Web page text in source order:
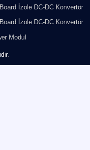
İzole DC-DC Konvertör
İzole DC-DC Konvertör
Modul